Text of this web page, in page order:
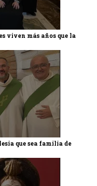
viven más años que la
que sea familia de